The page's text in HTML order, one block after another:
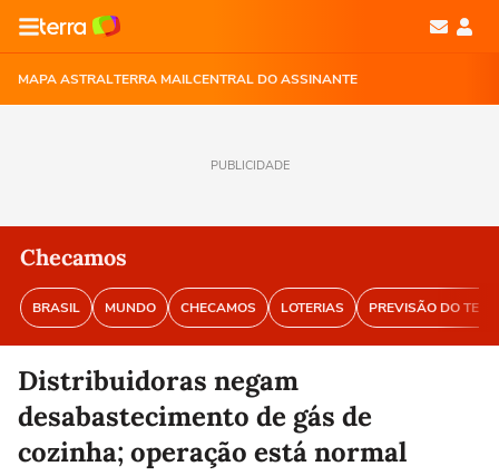
MAPA ASTRALTERRA MAILCENTRAL DO ASSINANTE
PUBLICIDADE
Checamos
BRASIL MUNDO CHECAMOS LOTERIAS PREVISÃO DO
Distribuidoras negam
desabastecimento de gás de
cozinha; operação está normal